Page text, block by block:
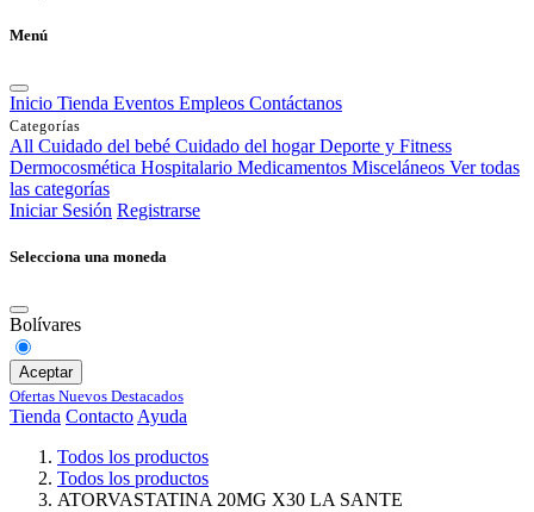
Menú
Inicio Tienda Eventos Empleos Contáctanos
Categorías
All Cuidado del bebé Cuidado del hogar Deporte y Fitness
Dermocosmética Hospitalario Medicamentos Misceláneos Ver todas
las categorías
Iniciar Sesión Registrarse
Selecciona una moneda
Bolívares
Aceptar
Ofertas Nuevos Destacados
Tienda Contacto Ayuda
Todos los productos
Todos los productos
ATORVASTATINA 20MG X30 LA SANTE